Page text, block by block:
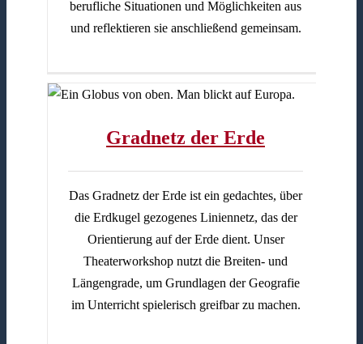
berufliche Situationen und Möglichkeiten aus
und reflektieren sie anschließend gemeinsam.
Gradnetz der Erde
Das Gradnetz der Erde ist ein gedachtes, über
die Erdkugel gezogenes Liniennetz, das der
Orientierung auf der Erde dient. Unser
Theaterworkshop nutzt die Breiten- und
Längengrade, um Grundlagen der Geografie
im Unterricht spielerisch greifbar zu machen.